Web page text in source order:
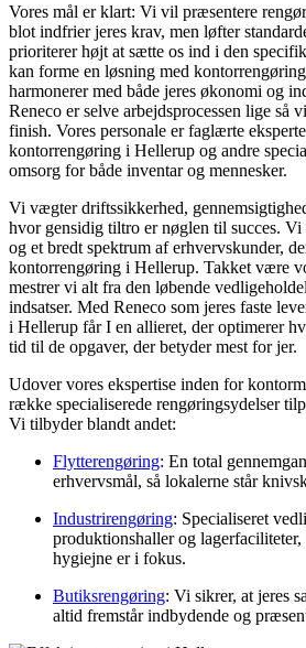
Vores mål er klart: Vi vil præsentere
blot indfrier jeres krav, men løfter
prioriterer højt at sætte os ind i den
kan forme en løsning med
harmonerer med både jeres økonomi og
Reneco er selve arbejdsprocessen lige så
finish. Vores personale er faglærte
kontorrengøring i Hellerup og andre
omsorg for både inventar og mennesker.
Vi vægter driftssikkerhed,
hvor gensidig tiltro er nøglen til succes. Vi
og et bredt spektrum af erhvervskunder,
kontorrengøring i Hellerup. Takket være
mestrer vi alt fra den løbende
indsatser. Med Reneco som jeres faste
i Hellerup får I en allieret, der optimerer
tid til de opgaver, der betyder mest for jer.
Udover vores ekspertise inden for
række specialiserede rengøringsydelser
Vi tilbyder blandt andet:
Flytterengøring: En total
erhvervsmål, så lokalerne står
Industrirengøring: Specialiseret
produktionshaller og
hygiejne er i fokus.
Butiksrengøring: Vi sikrer, at jeres
altid fremstår indbydende og